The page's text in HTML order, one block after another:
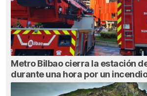
Metro Bilbao cierra la estación
durante una hora por un incendio